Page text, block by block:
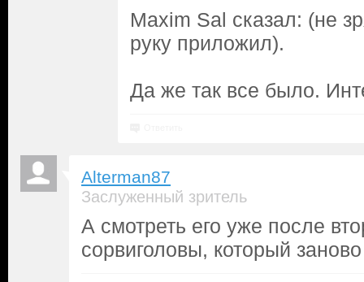
Maxim Sal сказал: (не
руку приложил).
Да же так все было.
Alterman87
Заслуженный зритель
А смотреть его уже после
сорвиголовы, который